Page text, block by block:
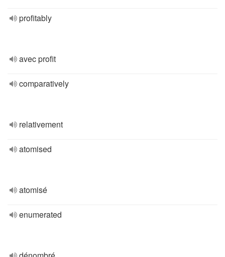
profitably
avec profit
comparatively
relativement
atomised
atomisé
enumerated